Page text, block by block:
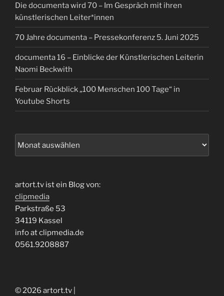
Die documenta wird 70 – Im Gespräch mit ihren
künstlerischen Leiter*innen
70 Jahre documenta – Pressekonferenz 5. Juni 2025
documenta 16 – Einblicke der Künstlerischen Leiterin
Naomi Beckwith
Februar Rückblick „100 Menschen 100 Tage“ in
Youtube Shorts
artort.tv ist ein Blog von:
clipmedia
Parkstraße 53
34119 Kassel
info at clipmedia.de
0561.9208887
© 2026 artort.tv |